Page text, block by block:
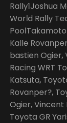
Rally1Joshua
World Rally
Kalle
bastien Ogier,
Racing WRT
Katsuta,
Rovanper?,
Ogier, Vincent
Toyota GR